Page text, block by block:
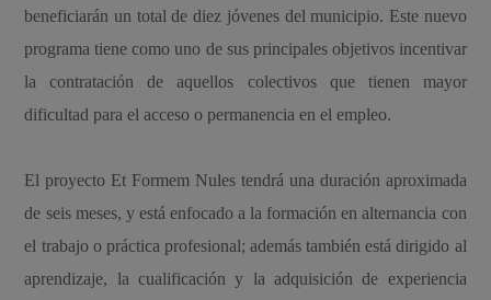
beneficiarán un total de diez jóvenes del municipio. Este nuevo
programa tiene como uno de sus principales objetivos incentivar
la contratación de aquellos colectivos que tienen mayor
dificultad para el acceso o permanencia en el empleo.
El proyecto Et Formem Nules tendrá una duración aproximada
de seis meses, y está enfocado a la formación en alternancia con
el trabajo o práctica profesional; además también está dirigido al
aprendizaje, la cualificación y la adquisición de experiencia